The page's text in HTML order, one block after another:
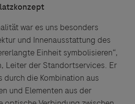
war es uns besonders
und Innenausstattung des
Einheit symbolisieren“,
Leiter der Standortservices. Er
durch die Kombination aus
und Elementen aus der